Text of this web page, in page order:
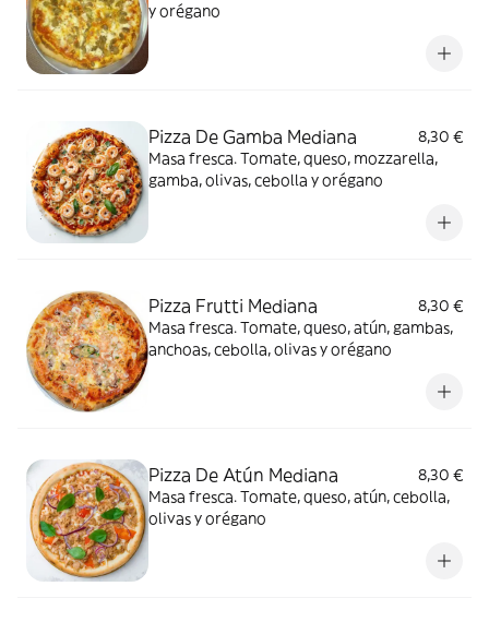
y orégano
Pizza De Gamba Mediana
8,30 €
Masa fresca. Tomate, queso, mozzarella,
gamba, olivas, cebolla y orégano
Pizza Frutti Mediana
8,30 €
Masa fresca. Tomate, queso, atún, gambas,
anchoas, cebolla, olivas y orégano
Pizza De Atún Mediana
8,30 €
Masa fresca. Tomate, queso, atún, cebolla,
olivas y orégano